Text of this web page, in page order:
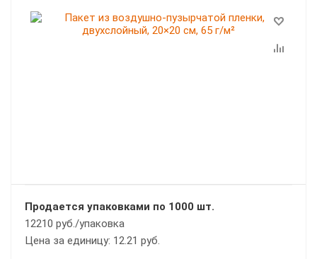
Продается упаковками по 1000 шт.
12210 руб./упаковка
Цена за единицу: 12.21 руб.